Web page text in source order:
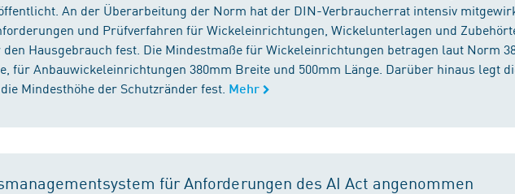
An der Überarbeitung der Norm hat der DIN-Verbraucherrat intensiv
und Prüfverfahren für Wickeleinrichtungen, Wickelunterlagen und
Hausgebrauch fest. Die Mindestmaße für Wickeleinrichtungen betragen laut Norm
für Anbauwickeleinrichtungen 380mm Breite und 500mm Länge. Darüber hinaus legt
Mindesthöhe der Schutzränder fest. Mehr
für Anforderungen des AI Act angenommen